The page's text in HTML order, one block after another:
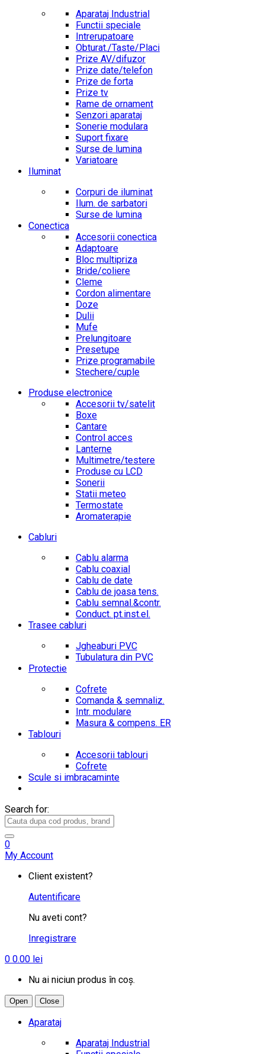
Aparataj Industrial
Functii speciale
Intrerupatoare
Obturat./Taste/Placi
Prize AV/difuzor
Prize date/telefon
Prize de forta
Prize tv
Rame de ornament
Senzori aparataj
Sonerie modulara
Suport fixare
Surse de lumina
Variatoare
Iluminat
Corpuri de iluminat
Ilum. de sarbatori
Surse de lumina
Conectica
Accesorii conectica
Adaptoare
Bloc multipriza
Bride/coliere
Cleme
Cordon alimentare
Doze
Dulii
Mufe
Prelungitoare
Presetupe
Prize programabile
Stechere/cuple
Produse electronice
Accesorii tv/satelit
Boxe
Cantare
Control acces
Lanterne
Multimetre/testere
Produse cu LCD
Sonerii
Statii meteo
Termostate
Aromaterapie
Cabluri
Cablu alarma
Cablu coaxial
Cablu de date
Cablu de joasa tens.
Cablu semnal.&contr.
Conduct. pt.inst.el.
Trasee cabluri
Jgheaburi PVC
Tubulatura din PVC
Protectie
Cofrete
Comanda & semnaliz.
Intr. modulare
Masura & compens. ER
Tablouri
Accesorii tablouri
Cofrete
Scule si imbracaminte
Search for:
0
My Account
Client existent?
Autentificare
Nu aveti cont?
Inregistrare
0 0.00 lei
Nu ai niciun produs în coș.
Open Close
Aparataj
Aparataj Industrial